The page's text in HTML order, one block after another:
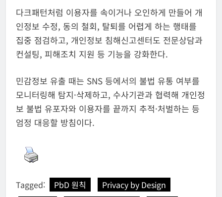
다크패턴처럼 이용자를 속이거나 오인하게 만들어 개
인정보 수정, 동의 철회, 탈퇴를 어렵게 하는 행태를
집중 점검하고, 개인정보 침해신고센터도 전문상담과
컨설팅, 피해조치 지원 등 기능을 강화한다.
민감정보 유출 때는 SNS 등에서의 불법 유통 여부를
모니터링해 탐지·삭제하고, 수사기관과 협력해 개인정
보 불법 유포자와 이용자를 끝까지 추적·처벌하는 등
엄정 대응할 방침이다.
Tagged: PbD 원칙
Privacy by Design